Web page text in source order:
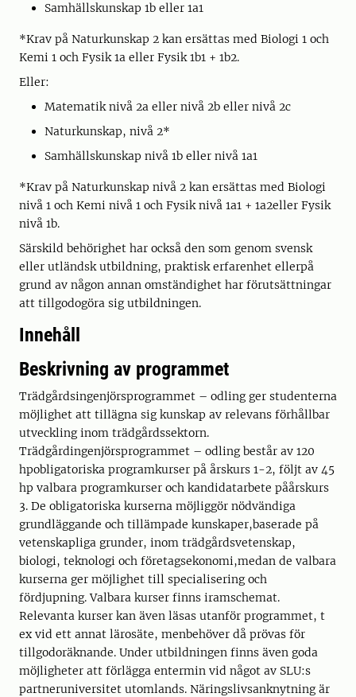
Samhällskunskap 1b eller 1a1
*Krav på Naturkunskap 2 kan ersättas med Biologi 1 och
Kemi 1 och Fysik 1a eller Fysik 1b1 + 1b2.
Eller:
Matematik nivå 2a eller nivå 2b eller nivå 2c
Naturkunskap, nivå 2*
Samhällskunskap nivå 1b eller nivå 1a1
*Krav på Naturkunskap nivå 2 kan ersättas med Biologi
nivå 1 och Kemi nivå 1 och Fysik nivå 1a1 + 1a2eller Fysik
nivå 1b.
Särskild behörighet har också den som genom svensk
eller utländsk utbildning, praktisk erfarenhet ellerpå
grund av någon annan omständighet har förutsättningar
att tillgodogöra sig utbildningen.
Innehåll
Beskrivning av programmet
Trädgårdsingenjörsprogrammet – odling ger studenterna
möjlighet att tillägna sig kunskap av relevans förhållbar
utveckling inom trädgårdssektorn.
Trädgårdingenjörsprogrammet – odling består av 120
hpobligatoriska programkurser på årskurs 1-2, följt av 45
hp valbara programkurser och kandidatarbete påårskurs
3. De obligatoriska kurserna möjliggör nödvändiga
grundläggande och tillämpade kunskaper,baserade på
vetenskapliga grunder, inom trädgårdsvetenskap,
biologi, teknologi och företagsekonomi,medan de valbara
kurserna ger möjlighet till specialisering och
fördjupning. Valbara kurser finns iramschemat.
Relevanta kurser kan även läsas utanför programmet, t
ex vid ett annat lärosäte, menbehöver då prövas för
tillgodoräknande. Under utbildningen finns även goda
möjligheter att förlägga entermin vid något av SLU:s
partneruniversitet utomlands. Näringslivsanknytning är